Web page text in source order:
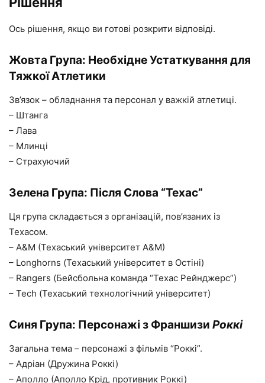
Ось рішення, якщо ви готові розкрити відповіді.
Жовта Група: Необхідне Устаткування для
Тяжкої Атлетики
Зв’язок – обладнання та персонал у важкій атлетиці.
– Штанга
– Лава
– Млинці
– Страхуючий
Зелена Група: Після Слова “Техас”
Ця група складається з організацій, пов’язаних із
Техасом.
– A&M (Техаський університет A&M)
– Longhorns (Техаський університет в Остіні)
– Rangers (Бейсбольна команда “Техас Рейнджерс”)
– Tech (Техаський технологічний університет)
Синя Група: Персонажі з Франшизи Роккі
Загальна тема – персонажі з фільмів “Роккі”.
– Адріан (Дружина Роккі)
– Аполло (Аполло Крід, противник Роккі)